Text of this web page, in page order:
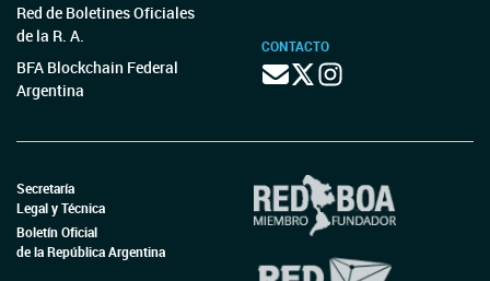
Red de Boletines Oficiales
de la R. A.
BFA Blockchain Federal
Argentina
CONTACTO
Secretaría
Legal y Técnica
Boletín Oficial
de la República Argentina